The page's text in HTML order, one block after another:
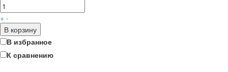
+ -
В корзину
В избранное
К сравнению